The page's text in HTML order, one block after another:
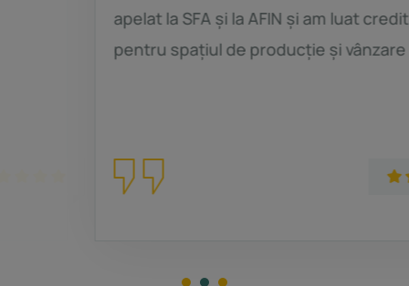
apelat la SFA și la AFIN și am luat credit
pentru spațiul de producție și vânzare